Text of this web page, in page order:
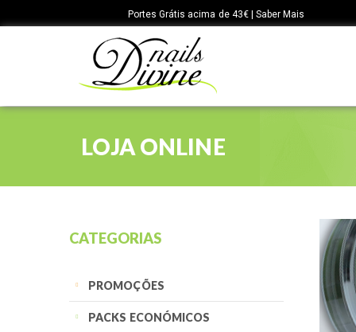
Portes Grátis acima de 43€ | Saber Mais
LOJA ONLINE
CATEGORIAS
PROMOÇÕES
PACKS ECONÓMICOS